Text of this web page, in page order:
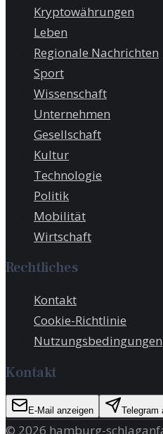
Kryptowährungen
Leben
Regionale Nachrichten
Sport
Wissenschaft
Unternehmen
Gesellschaft
Kultur
Technologie
Politik
Mobilität
Wirtschaft
Rechtliches
Kontakt
Cookie-Richtlinie
Nutzungsbedingungen
Kontakt
E-Mail anzeigen Telegram
© 2026 hamburg-